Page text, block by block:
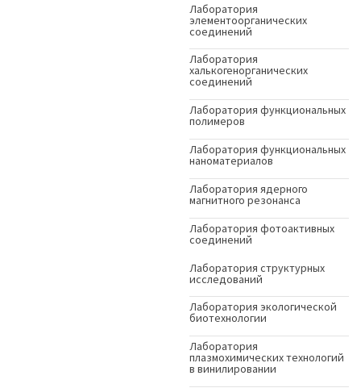
Лаборатория
элементоорганических
соединений
Лаборатория
халькогенорганических
соединений
Лаборатория функциональных
полимеров
Лаборатория функциональных
наноматериалов
Лаборатория ядерного
магнитного резонанса
Лаборатория фотоактивных
соединений
Лаборатория структурных
исследований
Лаборатория экологической
биотехнологии
Лаборатория
плазмохимических технологий
в винилировании